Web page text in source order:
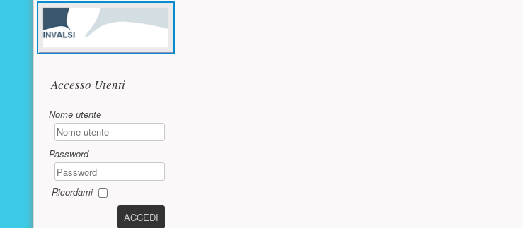
Accesso utente
Accesso Utenti
Nome utente
Password
Ricordami
ACCEDI